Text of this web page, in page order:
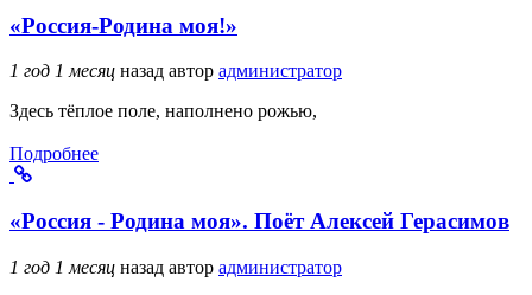
«Россия-Родина моя!»
1 год 1 месяц назад автор администратор
Здесь тёплое поле, наполнено рожью,
Подробнее
«Россия - Родина моя». Поёт Алексей Герасимов
1 год 1 месяц назад автор администратор